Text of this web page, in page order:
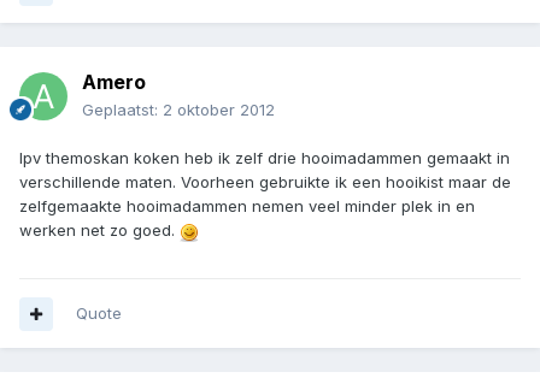
Amero
Geplaatst: 2 oktober 2012
Ipv themoskan koken heb ik zelf drie hooimadammen gemaakt in
verschillende maten. Voorheen gebruikte ik een hooikist maar de
zelfgemaakte hooimadammen nemen veel minder plek in en
werken net zo goed.
Quote